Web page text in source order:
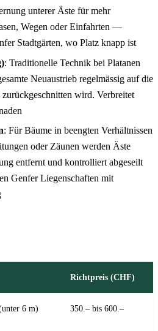
unterer Äste für mehr
Wegen oder Einfahrten —
Stadtgärten, wo Platz knapp ist
: Traditionelle Technik bei Platanen
Neuaustrieb regelmässig auf die
wird. Verbreitet
: Für Bäume in beengten Verhältnissen
oder Zäunen werden Äste
entfernt und kontrolliert abgeseilt
Genfer Liegenschaften mit
Richtpreis (CHF)
6 m) 350.– bis 600.–